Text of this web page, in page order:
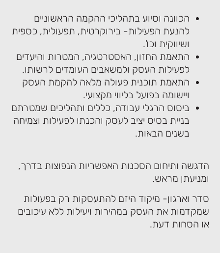
הכוונה וסיוע בתהליכי ההקמה הראשוניים
להנעת הפעילות- בירוקרטית, תפעולית, כספית
ושיווקית וכו'.
התאמת החזון, האסטרטגיה, המטרות והיעדים
לפעילות העסק ולמשאבים העומדים לרשותו.
התאמת תוכנית פעולה מלאה להקמת העסק
ויישומה בפועל בליווי מקצועי.
ביסוס הרגלי עבודה, כללים ותהליכים שמטרתם
בניית בסיס יציב לעסק והכנתו לפעילות וצמיחה
בשנים הבאות.
הדגשה ותיחום הסכנות האפשריות הנפוצות בדרך,
ומניעתן מראש.
סדר וארגון- מיקוד היזם להתעסקות רק בפעולות
שמקדמות את העסק במהירות ויעילות ללא עיכובים
או הסחות דעת.